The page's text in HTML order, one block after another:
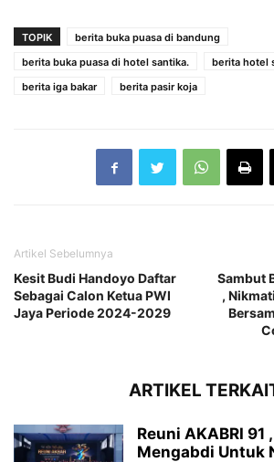
TOPIK
berita buka puasa di bandung
berita buka puasa di hotel santika.
berita hotel
berita iga bakar
berita pasir koja
Artikel Sebelumnya
Kesit Budi Handoyo Daftar
Sebagai Calon Ketua PWI
Jaya Periode 2024-2029
Sambut
,
ARTIKEL
Reuni AKABRI 91
Mengabdi Untuk